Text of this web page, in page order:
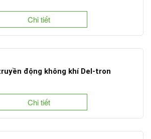
Chi tiết
động không khí Del-tron
Chi tiết